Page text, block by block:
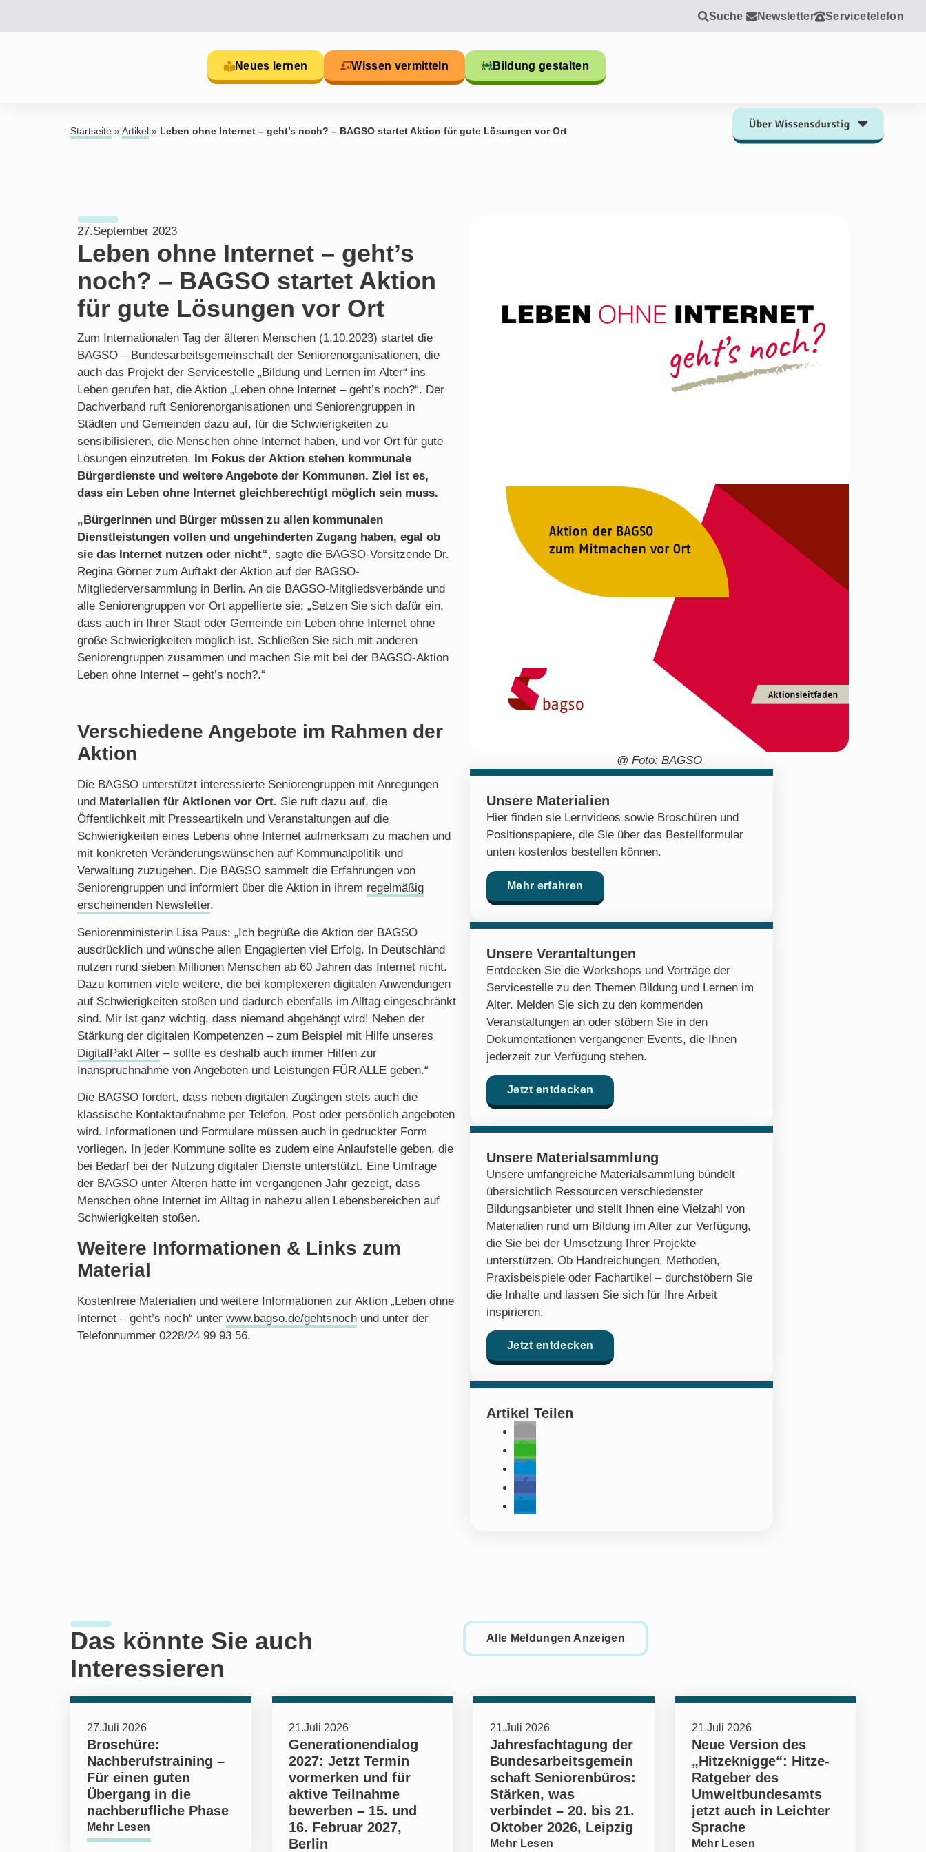
Suche Newsletter Servicetelefon
Neues lernen Wissen vermitteln Bildung gestalten
Startseite » Artikel » Leben ohne Internet – geht’s noch? – BAGSO startet Aktion für gute Lösungen vor Ort
27.September 2023
Leben ohne Internet – geht’s
noch? – BAGSO startet Aktion
für gute Lösungen vor Ort
Zum Internationalen Tag der älteren Menschen (1.10.2023) startet die
BAGSO – Bundesarbeitsgemeinschaft der Seniorenorganisationen, die
auch das Projekt der Servicestelle „Bildung und Lernen im Alter“ ins
Leben gerufen hat, die Aktion „Leben ohne Internet – geht’s noch?“. Der
Dachverband ruft Seniorenorganisationen und Seniorengruppen in
Städten und Gemeinden dazu auf, für die Schwierigkeiten zu
sensibilisieren, die Menschen ohne Internet haben, und vor Ort für gute
Lösungen einzutreten. Im Fokus der Aktion stehen kommunale
Bürgerdienste und weitere Angebote der Kommunen. Ziel ist es,
dass ein Leben ohne Internet gleichberechtigt möglich sein muss.
„Bürgerinnen und Bürger müssen zu allen kommunalen
Dienstleistungen vollen und ungehinderten Zugang haben, egal ob
sie das Internet nutzen oder nicht“, sagte die BAGSO-Vorsitzende Dr.
Regina Görner zum Auftakt der Aktion auf der BAGSO-
Mitgliederversammlung in Berlin. An die BAGSO-Mitgliedsverbände und
alle Seniorengruppen vor Ort appellierte sie: „Setzen Sie sich dafür ein,
dass auch in Ihrer Stadt oder Gemeinde ein Leben ohne Internet ohne
große Schwierigkeiten möglich ist. Schließen Sie sich mit anderen
Seniorengruppen zusammen und machen Sie mit bei der BAGSO-Aktion
Leben ohne Internet – geht’s noch?.“
Verschiedene Angebote im Rahmen der
Aktion
Die BAGSO unterstützt interessierte Seniorengruppen mit Anregungen
und Materialien für Aktionen vor Ort. Sie ruft dazu auf, die
Öffentlichkeit mit Presseartikeln und Veranstaltungen auf die
Schwierigkeiten eines Lebens ohne Internet aufmerksam zu machen und
mit konkreten Veränderungswünschen auf Kommunalpolitik und
Verwaltung zuzugehen. Die BAGSO sammelt die Erfahrungen von
Seniorengruppen und informiert über die Aktion in ihrem regelmäßig
erscheinenden Newsletter.
Seniorenministerin Lisa Paus: „Ich begrüße die Aktion der BAGSO
ausdrücklich und wünsche allen Engagierten viel Erfolg. In Deutschland
nutzen rund sieben Millionen Menschen ab 60 Jahren das Internet nicht.
Dazu kommen viele weitere, die bei komplexeren digitalen Anwendungen
auf Schwierigkeiten stoßen und dadurch ebenfalls im Alltag eingeschränkt
sind. Mir ist ganz wichtig, dass niemand abgehängt wird! Neben der
Stärkung der digitalen Kompetenzen – zum Beispiel mit Hilfe unseres
DigitalPakt Alter – sollte es deshalb auch immer Hilfen zur
Inanspruchnahme von Angeboten und Leistungen FÜR ALLE geben.“
Die BAGSO fordert, dass neben digitalen Zugängen stets auch die
klassische Kontaktaufnahme per Telefon, Post oder persönlich angeboten
wird. Informationen und Formulare müssen auch in gedruckter Form
vorliegen. In jeder Kommune sollte es zudem eine Anlaufstelle geben, die
bei Bedarf bei der Nutzung digitaler Dienste unterstützt. Eine Umfrage
der BAGSO unter Älteren hatte im vergangenen Jahr gezeigt, dass
Menschen ohne Internet im Alltag in nahezu allen Lebensbereichen auf
Schwierigkeiten stoßen.
Weitere Informationen & Links zum
Material
Kostenfreie Materialien und weitere Informationen zur Aktion „Leben ohne
Internet – geht’s noch“ unter www.bagso.de/gehtsnoch und unter der
Telefonnummer 0228/24 99 93 56.
@ Foto: BAGSO
Unsere Materialien
Hier finden sie Lernvideos sowie Broschüren und
Positionspapiere, die Sie über das Bestellformular
unten kostenlos bestellen können.
Mehr erfahren
Unsere Verantaltungen
Entdecken Sie die Workshops und Vorträge der
Servicestelle zu den Themen Bildung und Lernen im
Alter. Melden Sie sich zu den kommenden
Veranstaltungen an oder stöbern Sie in den
Dokumentationen vergangener Events, die Ihnen
jederzeit zur Verfügung stehen.
Jetzt entdecken
Unsere Materialsammlung
Unsere umfangreiche Materialsammlung bündelt
übersichtlich Ressourcen verschiedenster
Bildungsanbieter und stellt Ihnen eine Vielzahl von
Materialien rund um Bildung im Alter zur Verfügung,
die Sie bei der Umsetzung Ihrer Projekte
unterstützen. Ob Handreichungen, Methoden,
Praxisbeispiele oder Fachartikel – durchstöbern Sie
die Inhalte und lassen Sie sich für Ihre Arbeit
inspirieren.
Jetzt entdecken
Artikel Teilen
Das könnte Sie auch
Interessieren
Alle Meldungen Anzeigen
27.Juli 2026
Broschüre:
Nachberufstraining –
Für einen guten
Übergang in die
nachberufliche Phase
Mehr Lesen
21.Juli 2026
Generationendialog
2027: Jetzt Termin
vormerken und für
aktive Teilnahme
bewerben – 15. und
16. Februar 2027,
Berlin
21.Juli 2026
Jahresfachtagung der
Bundesarbeitsgemein
schaft Seniorenbüros:
Stärken, was
verbindet – 20. bis 21.
Oktober 2026, Leipzig
Mehr Lesen
21.Juli 2026
Neue Version des
„Hitzeknigge“: Hitze-
Ratgeber des
Umweltbundesamts
jetzt auch in Leichter
Sprache
Mehr Lesen